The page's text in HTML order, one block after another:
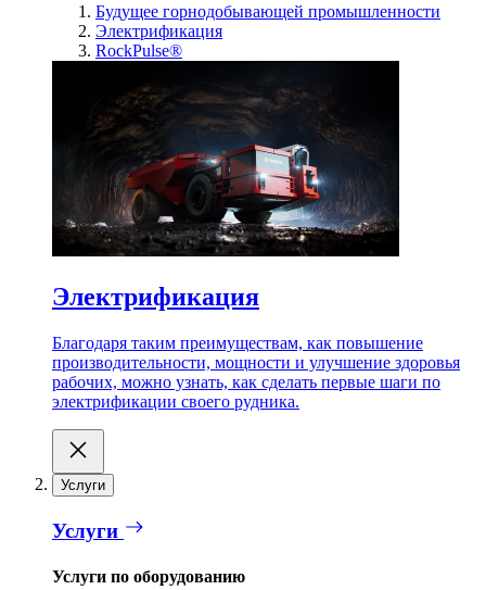
Будущее горнодобывающей промышленности
Электрификация
RockPulse®
Электрификация
Благодаря таким преимуществам, как повышение
производительности, мощности и улучшение здоровья
рабочих, можно узнать, как сделать первые шаги по
электрификации своего рудника.
Услуги
Услуги
Услуги по оборудованию